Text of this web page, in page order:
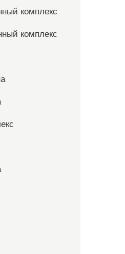
комплекс
комплекс